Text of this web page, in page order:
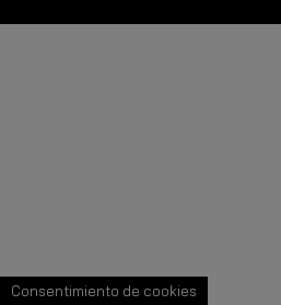
Consentimiento de cookies